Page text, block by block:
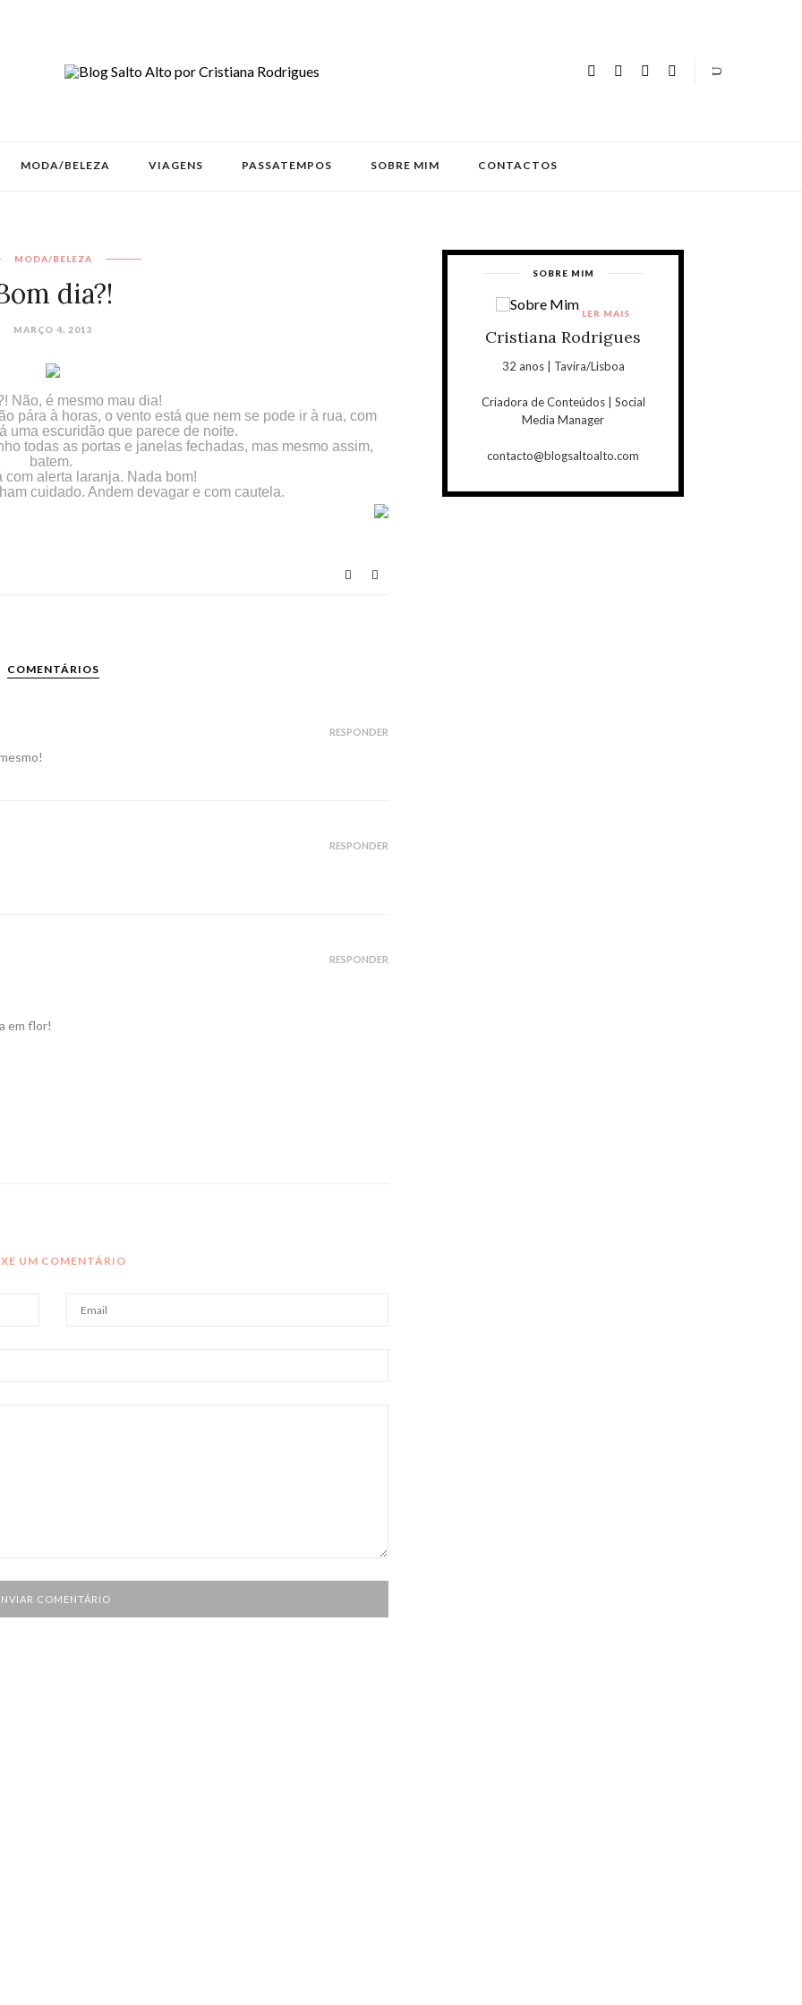
MODA/BELEZA VIAGENS PASSATEMPOS SOBRE MIM CONTACTOS
MODA/BELEZA
dia?!
MARÇO 4, 2013
Não, é mesmo mau dia!
pára à horas, o vento está que nem se pode ir à rua, com
uma escuridão que parece de noite.
todas as portas e janelas fechadas, mas mesmo assim,
batem.
com alerta laranja. Nada bom!
cuidado. Andem devagar e com cautela.
COMENTÁRIOS
RESPONDER
RESPONDER
em flor!
RESPONDER
UM COMENTÁRIO
SOBRE MIM
Cristiana Rodrigues
32 anos | Tavira/Lisboa
Criadora de Conteúdos | Social
Media Manager
contacto@blogsaltoalto.com
LER MAIS